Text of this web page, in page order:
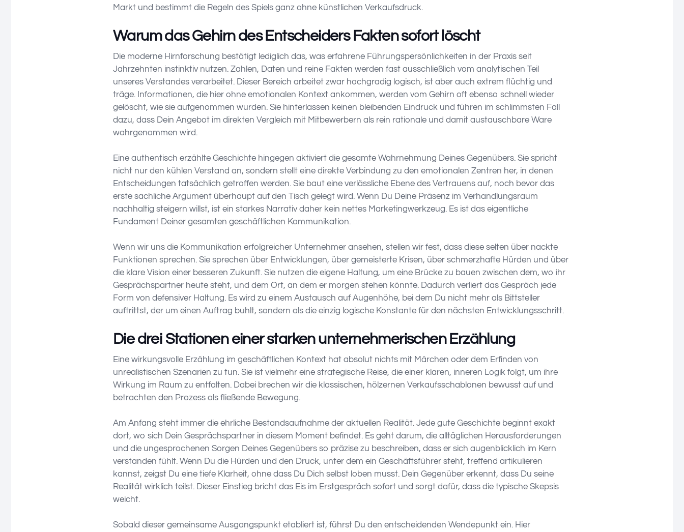
Markt und bestimmt die Regeln des Spiels ganz ohne künstlichen Verkaufsdruck.
Warum das Gehirn des Entscheiders Fakten sofort löscht
Die moderne Hirnforschung bestätigt lediglich das, was erfahrene Führungspersönlichkeiten in der Praxis seit
Jahrzehnten instinktiv nutzen. Zahlen, Daten und reine Fakten werden fast ausschließlich vom analytischen Teil
unseres Verstandes verarbeitet. Dieser Bereich arbeitet zwar hochgradig logisch, ist aber auch extrem flüchtig und
träge. Informationen, die hier ohne emotionalen Kontext ankommen, werden vom Gehirn oft ebenso schnell wieder
gelöscht, wie sie aufgenommen wurden. Sie hinterlassen keinen bleibenden Eindruck und führen im schlimmsten Fall
dazu, dass Dein Angebot im direkten Vergleich mit Mitbewerbern als rein rationale und damit austauschbare Ware
wahrgenommen wird.
Eine authentisch erzählte Geschichte hingegen aktiviert die gesamte Wahrnehmung Deines Gegenübers. Sie spricht
nicht nur den kühlen Verstand an, sondern stellt eine direkte Verbindung zu den emotionalen Zentren her, in denen
Entscheidungen tatsächlich getroffen werden. Sie baut eine verlässliche Ebene des Vertrauens auf, noch bevor das
erste sachliche Argument überhaupt auf den Tisch gelegt wird. Wenn Du Deine Präsenz im Verhandlungsraum
nachhaltig steigern willst, ist ein starkes Narrativ daher kein nettes Marketingwerkzeug. Es ist das eigentliche
Fundament Deiner gesamten geschäftlichen Kommunikation.
Wenn wir uns die Kommunikation erfolgreicher Unternehmer ansehen, stellen wir fest, dass diese selten über nackte
Funktionen sprechen. Sie sprechen über Entwicklungen, über gemeisterte Krisen, über schmerzhafte Hürden und über
die klare Vision einer besseren Zukunft. Sie nutzen die eigene Haltung, um eine Brücke zu bauen zwischen dem, wo ihr
Gesprächspartner heute steht, und dem Ort, an dem er morgen stehen könnte. Dadurch verliert das Gespräch jede
Form von defensiver Haltung. Es wird zu einem Austausch auf Augenhöhe, bei dem Du nicht mehr als Bittsteller
auftrittst, der um einen Auftrag buhlt, sondern als die einzig logische Konstante für den nächsten Entwicklungsschritt.
Die drei Stationen einer starken unternehmerischen Erzählung
Eine wirkungsvolle Erzählung im geschäftlichen Kontext hat absolut nichts mit Märchen oder dem Erfinden von
unrealistischen Szenarien zu tun. Sie ist vielmehr eine strategische Reise, die einer klaren, inneren Logik folgt, um ihre
Wirkung im Raum zu entfalten. Dabei brechen wir die klassischen, hölzernen Verkaufsschablonen bewusst auf und
betrachten den Prozess als fließende Bewegung.
Am Anfang steht immer die ehrliche Bestandsaufnahme der aktuellen Realität. Jede gute Geschichte beginnt exakt
dort, wo sich Dein Gesprächspartner in diesem Moment befindet. Es geht darum, die alltäglichen Herausforderungen
und die ungesprochenen Sorgen Deines Gegenübers so präzise zu beschreiben, dass er sich augenblicklich im Kern
verstanden fühlt. Wenn Du die Hürden und den Druck, unter dem ein Geschäftsführer steht, treffend artikulieren
kannst, zeigst Du eine tiefe Klarheit, ohne dass Du Dich selbst loben musst. Dein Gegenüber erkennt, dass Du seine
Realität wirklich teilst. Dieser Einstieg bricht das Eis im Erstgespräch sofort und sorgt dafür, dass die typische Skepsis
weicht.
Sobald dieser gemeinsame Ausgangspunkt etabliert ist, führst Du den entscheidenden Wendepunkt ein. Hier